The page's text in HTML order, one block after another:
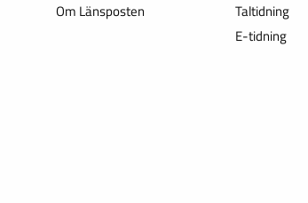
Om Länsposten
Taltidning
E-tidning